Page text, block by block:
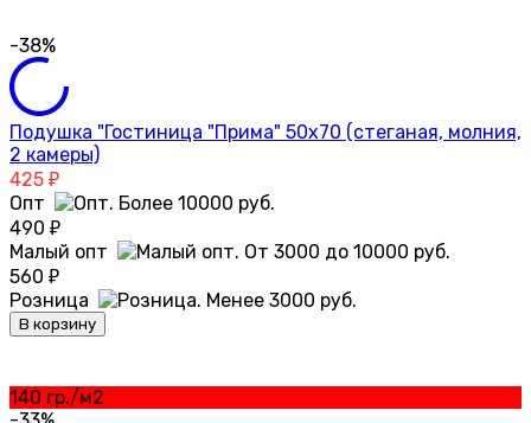
-38%
Подушка "Гостиница "Прима" 50х70 (стеганая, молния,
2 камеры)
425 ₽
Опт
490 ₽
Малый опт
560 ₽
Розница
В корзину
140 гр./м2